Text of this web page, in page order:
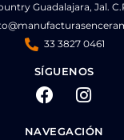
Guadalajara, Jal.
33 3827 0461
SÍGUENOS
NAVEGACIÓN